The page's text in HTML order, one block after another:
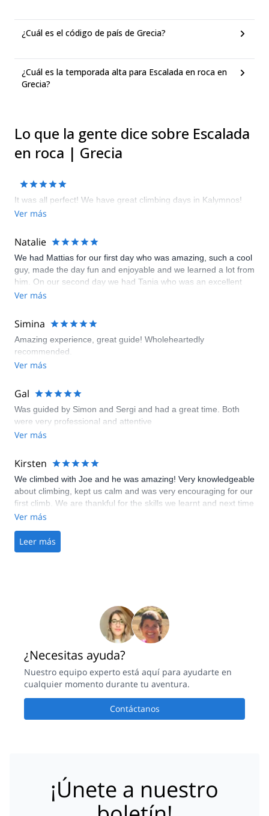
¿Cuál es el código de país de Grecia?
¿Cuál es la temporada alta para Escalada en roca en
Grecia?
Lo que la gente dice sobre Escalada
en roca | Grecia
It was all perfect! We have great climbing days in Kalymnos!
Ver más
Natalie
We had Mattias for our first day who was amazing, such a cool
guy, made the day fun and enjoyable and we learned a lot from
him. On our second day we had Tania who was an excellent
teacher, very patient and definitely recommend both of them.
Ver más
Simina
Amazing experience, great guide! Wholeheartedly
recommended.
Ver más
Gal
Was guided by Simon and Sergi and had a great time. Both
were very professional and attentive
Ver más
Kirsten
We climbed with Joe and he was amazing! Very knowledgeable
about climbing, kept us calm and was very encouraging for our
first climb. We are thankful for the skills we learnt and next time
we are in Kalymnos we will be seeking Joe's assistance again.
Ver más
Leer más
¿Necesitas ayuda?
Nuestro equipo experto está aquí para ayudarte en
cualquier momento durante tu aventura.
Contáctanos
¡Únete a nuestro